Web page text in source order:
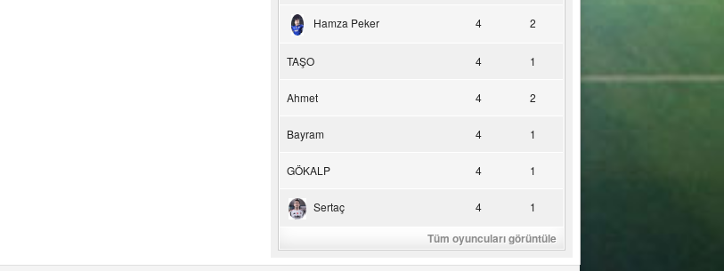
Hamza Peker 4 2
TAŞO 4 1
Ahmet 4 2
Bayram 4 1
GÖKALP 4 1
Sertaç 4 1
Tüm oyuncuları görüntüle